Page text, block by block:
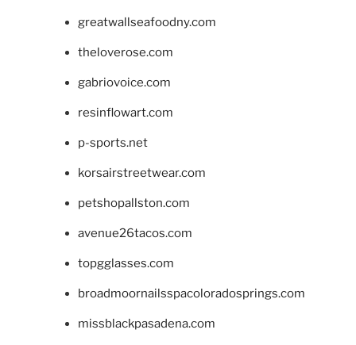
greatwallseafoodny.com
theloverose.com
gabriovoice.com
resinflowart.com
p-sports.net
korsairstreetwear.com
petshopallston.com
avenue26tacos.com
topgglasses.com
broadmoornailsspacoloradosprings.com
missblackpasadena.com